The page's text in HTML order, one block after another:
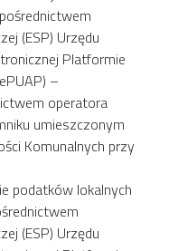
(ESP) Urzędu
Platformie
–
operatora
umieszczonym
Komunalnych przy
podatków lokalnych
(ESP) Urzędu